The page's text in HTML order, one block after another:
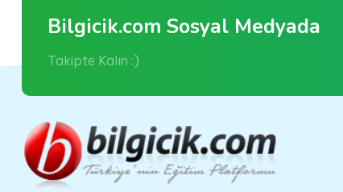
Bilgicik.com Sosyal Medyada
Takipte Kalın :)